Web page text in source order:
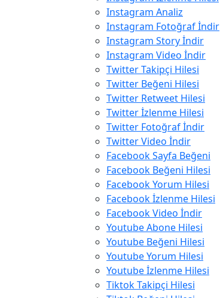
Instagram Analiz
Instagram Fotoğraf İndir
Instagram Story İndir
Instagram Video İndir
Twitter Takipçi Hilesi
Twitter Beğeni Hilesi
Twitter Retweet Hilesi
Twitter İzlenme Hilesi
Twitter Fotoğraf İndir
Twitter Video İndir
Facebook Sayfa Beğeni
Facebook Beğeni Hilesi
Facebook Yorum Hilesi
Facebook İzlenme Hilesi
Facebook Video İndir
Youtube Abone Hilesi
Youtube Beğeni Hilesi
Youtube Yorum Hilesi
Youtube İzlenme Hilesi
Tiktok Takipçi Hilesi